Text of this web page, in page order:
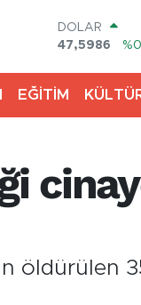
DOLAR
47,5986
STERLİN
64,2438
BİST100
13.768
%48
EĞİTİM
öldürülen